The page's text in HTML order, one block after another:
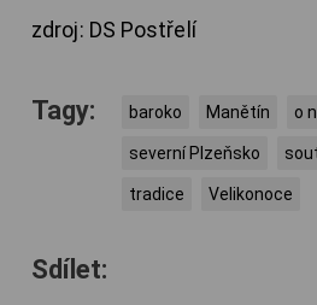
zdroj: DS Postřelí
Tagy: baroko Manětín o
severní Plzeňsko
tradice Velikonoce
Sdílet: